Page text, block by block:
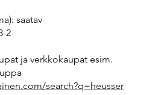
saatav
2
ja verkkokaupat esim.
search?q=heusser